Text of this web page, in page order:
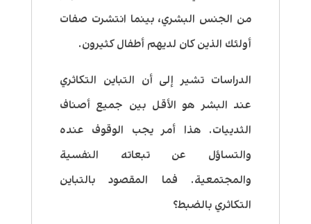
من الجنس البشري، بينما انتشرت صفات
أولئك الذين كان لديهم أطفال كثيرون.
الدراسات تشير إلى أن التباين التكاثري
عند البشر هو الأقل بين جميع أصناف
الثدييات. هذا أمر يجب الوقوف عنده
والتساؤل عن تبعاته النفسية
والمجتمعية. فما المقصود بالتباين
التكاثري بالضبط؟